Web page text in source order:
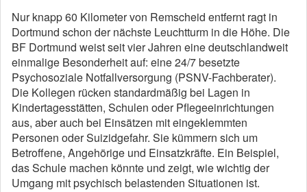
Nur knapp 60 Kilometer von Remscheid entfernt ragt in
Dortmund schon der nächste Leuchtturm in die Höhe. Die
BF Dortmund weist seit vier Jahren eine deutschlandweit
einmalige Besonderheit auf: eine 24/7 besetzte
Psychosoziale Notfallversorgung (PSNV-Fachberater).
Die Kollegen rücken standardmäßig bei Lagen in
Kindertagesstätten, Schulen oder Pflegeeinrichtungen
aus, aber auch bei Einsätzen mit eingeklemmten
Personen oder Suizidgefahr. Sie kümmern sich um
Betroffene, Angehörige und Einsatzkräfte. Ein Beispiel,
das Schule machen könnte und zeigt, wie wichtig der
Umgang mit psychisch belastenden Situationen ist.